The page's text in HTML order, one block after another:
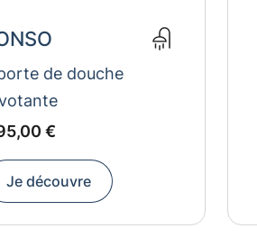
de douche
€
Je découvre